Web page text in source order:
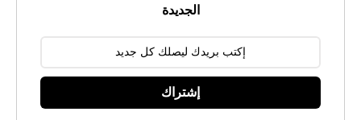
الجديدة
إشتراك